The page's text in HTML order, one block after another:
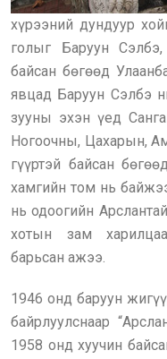
хүрээний дундуур
голыг Баруун
байсан бөгөөд
явцад Баруун Сэлбэ
зууны эхэн үед
Ногоочны, Цахарын,
гүүртэй байсан
хамгийн том нь
нь одоогийн
хотын зам
барьсан ажээ.
1946 онд баруун
байрлуулснаар
1958 онд хуучин